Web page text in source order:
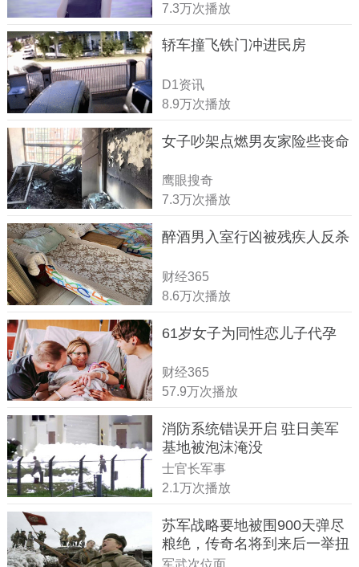
7.3万次播放
轿车撞飞铁门冲进民房
D1资讯
8.9万次播放
女子吵架点燃男友家险些丧命
鹰眼搜奇
7.3万次播放
醉酒男入室行凶被残疾人反杀
财经365
8.6万次播放
61岁女子为同性恋儿子代孕
财经365
57.9万次播放
消防系统错误开启 驻日美军
基地被泡沫淹没
士官长军事
2.1万次播放
苏军战略要地被围900天弹尽
粮绝，传奇名将到来后一举扭
转战局